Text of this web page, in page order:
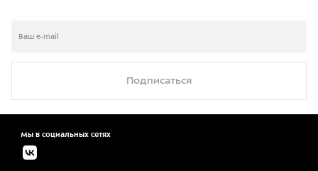
Подписаться
Мы в социальных сетях